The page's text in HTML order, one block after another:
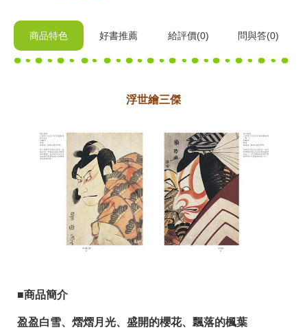
商品特色 好書推薦 給評價(0) 問與答(0)
浮世繪三傑
■商品簡介
盈盈白雪、熠熠月光、盛開的櫻花、飄落的楓葉